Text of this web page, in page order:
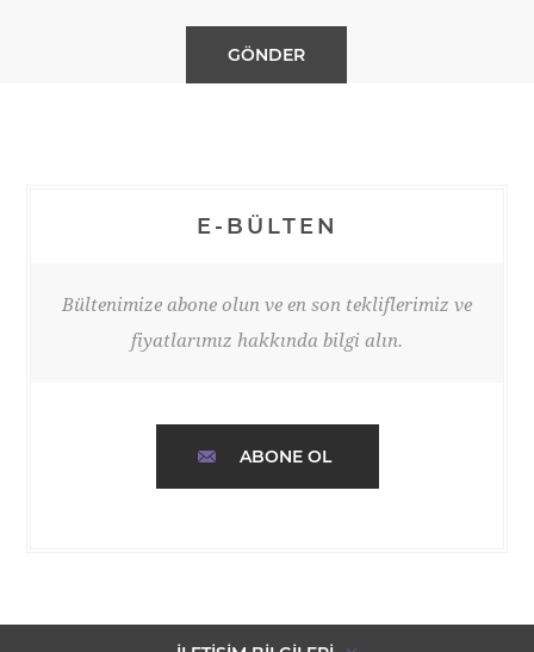
E-BÜLTEN
Bültenimize abone olun ve en son tekliflerimiz ve
fiyatlarımız hakkında bilgi alın.
ABONE OL